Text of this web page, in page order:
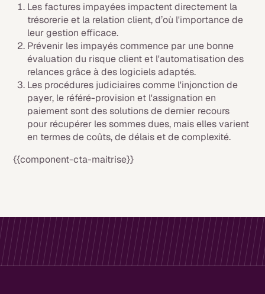
Les factures impayées impactent directement la
trésorerie et la relation client, d’où l'importance de
leur gestion efficace.
Prévenir les impayés commence par une bonne
évaluation du risque client et l'automatisation des
relances grâce à des logiciels adaptés.
Les procédures judiciaires comme l'injonction de
payer, le référé-provision et l'assignation en
paiement sont des solutions de dernier recours
pour récupérer les sommes dues, mais elles varient
en termes de coûts, de délais et de complexité.
{{component-cta-maitrise}}